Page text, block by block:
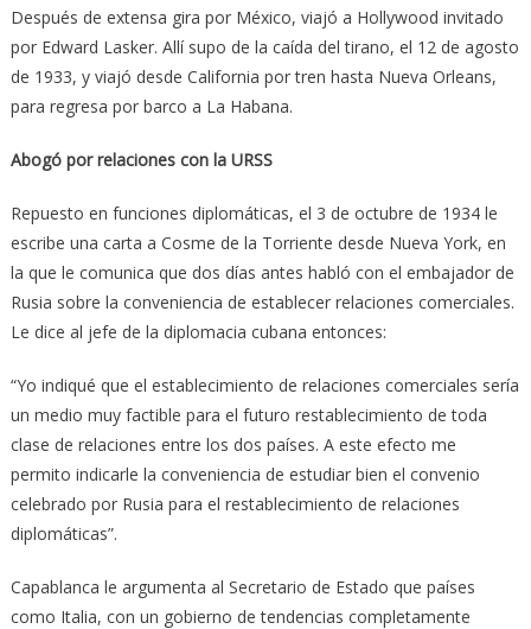
Después de extensa gira por México, viajó a Hollywood invitado
por Edward Lasker. Allí supo de la caída del tirano, el 12 de agosto
de 1933, y viajó desde California por tren hasta Nueva Orleans,
para regresa por barco a La Habana.
Abogó por relaciones con la URSS
Repuesto en funciones diplomáticas, el 3 de octubre de 1934 le
escribe una carta a Cosme de la Torriente desde Nueva York, en
la que le comunica que dos días antes habló con el embajador de
Rusia sobre la conveniencia de establecer relaciones comerciales.
Le dice al jefe de la diplomacia cubana entonces:
“Yo indiqué que el establecimiento de relaciones comerciales sería
un medio muy factible para el futuro restablecimiento de toda
clase de relaciones entre los dos países. A este efecto me
permito indicarle la conveniencia de estudiar bien el convenio
celebrado por Rusia para el restablecimiento de relaciones
diplomáticas”.
Capablanca le argumenta al Secretario de Estado que países
como Italia, con un gobierno de tendencias completamente